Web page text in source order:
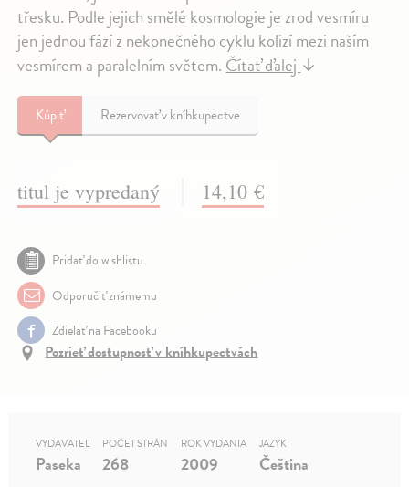
třesku. Podle jejich smělé kosmologie je zrod vesmíru
jen jednou fází z nekonečného cyklu kolizí mezi naším
vesmírem a paralelním světem.Čítať ďalej↓
Kúpiť Rezervovať v kníhkupectve
titul je vypredaný 14,10 €
Pridať do wishlistu
Odporučiť známemu
Zdielať na Facebooku
Pozrieť dostupnosť v kníhkupectvách
VYDAVATEĽ
Paseka
POČET STRÁN
268
ROK VYDANIA
2009
JAZYK
Čeština